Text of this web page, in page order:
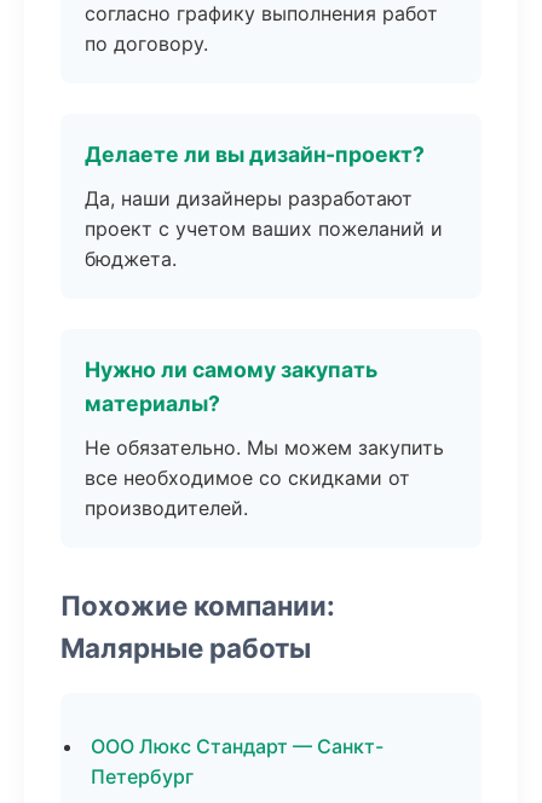
согласно графику выполнения работ
по договору.
Делаете ли вы дизайн-проект?
Да, наши дизайнеры разработают
проект с учетом ваших пожеланий и
бюджета.
Нужно ли самому закупать
материалы?
Не обязательно. Мы можем закупить
все необходимое со скидками от
производителей.
Похожие компании:
Малярные работы
ООО Люкс Стандарт — Санкт-
Петербург